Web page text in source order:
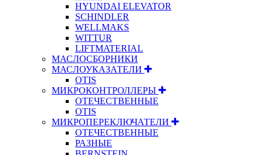
HYUNDAI ELEVATOR
SCHINDLER
WELLMAKS
WITTUR
LIFTMATERIAL
МАСЛОСБОРНИКИ
МАСЛОУКАЗАТЕЛИ
OTIS
МИКРОКОНТРОЛЛЕРЫ
ОТЕЧЕСТВЕННЫЕ
OTIS
МИКРОПЕРЕКЛЮЧАТЕЛИ
ОТЕЧЕСТВЕННЫЕ
РАЗНЫЕ